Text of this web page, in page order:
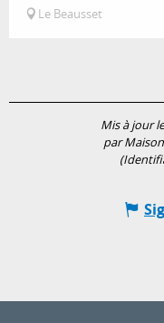
Le Beausset
Mis à jour
par